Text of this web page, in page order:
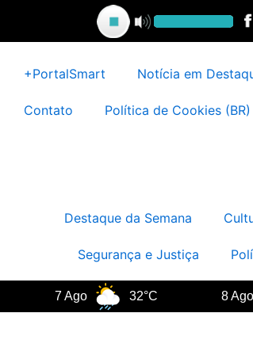
conteúdo
+PortalSmart Notícia em
Contato Política de Cookies (BR)
Destaque da Semana
Segurança e Justiça
32°C